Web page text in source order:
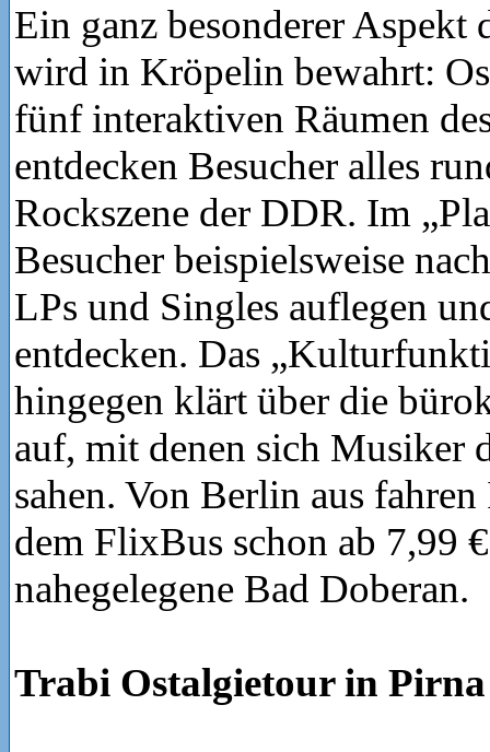
Ein ganz besonderer
wird in Kröpelin bewahrt:
fünf interaktiven Räumen
entdecken Besucher alles
Rockszene der DDR. Im
Besucher beispielsweise
LPs und Singles auflegen
entdecken. Das
hingegen klärt über die
auf, mit denen sich Musiker
sahen. Von Berlin aus
dem FlixBus schon ab 7,99
nahegelegene Bad Doberan.
Trabi Ostalgietour in Pirna